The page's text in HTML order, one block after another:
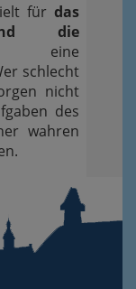
für das
die
schlecht
nicht
des
wahren